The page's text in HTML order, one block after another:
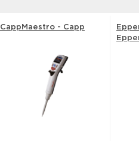
CappMaestro - Capp